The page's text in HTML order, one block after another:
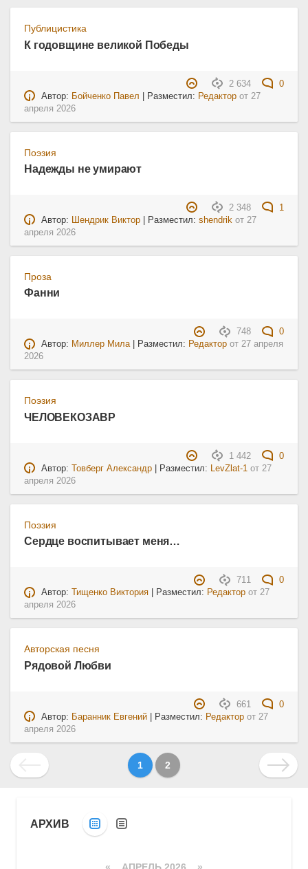
Публицистика
К годовщине великой Победы
2 634
0
Автор: Бойченко Павел | Разместил: Редактор от 27
апреля 2026
Поэзия
Надежды не умирают
2 348
1
Автор: Шендрик Виктор | Разместил:shendrik от27
апреля 2026
Проза
Фанни
748
0
Автор: Миллер Мила| Разместил: Редактор от27 апреля
2026
Поэзия
ЧЕЛОВЕКОЗАВР
1 442
0
Автор:Товберг Александр | Разместил: LevZlat-1 от27
апреля 2026
Поэзия
Сердце воспитывает меня…
711
0
Автор:
Тищенко Виктория | Разместил: Редактор от27
апреля 2026
Авторская песня
Рядовой Любви
661
0
Автор: Баранник Евгений | Разместил: Редактор от 27
апреля 2026
1 2
АРХИВ